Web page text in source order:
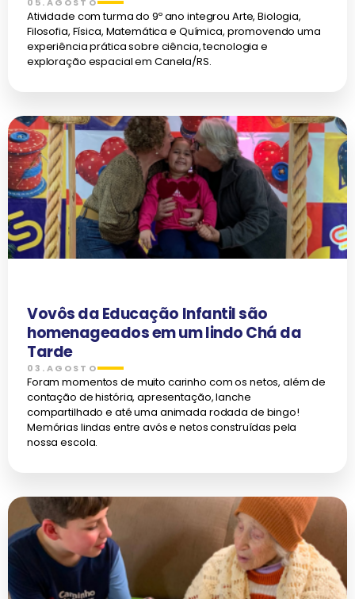
05.AGOSTO
Atividade com turma do 9º ano integrou Arte, Biologia,
Filosofia, Física, Matemática e Química, promovendo uma
experiência prática sobre ciência, tecnologia e
exploração espacial em Canela/RS.
Vovôs da Educação Infantil são
homenageados em um lindo Chá da
Tarde
03.AGOSTO
Foram momentos de muito carinho com os netos, além de
contação de história, apresentação, lanche
compartilhado e até uma animada rodada de bingo!
Memórias lindas entre avós e netos construídas pela
nossa escola.